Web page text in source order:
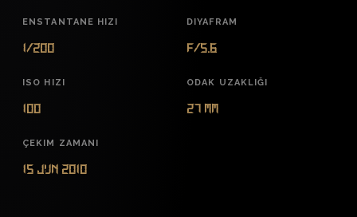
ENSTANTANE HIZI
1/200
DIYAFRAM
f/5.6
ISO HIZI
100
ODAK UZAKLIĞI
27 mm
ÇEKIM ZAMANI
15 Jun 2010